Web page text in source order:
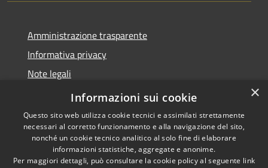
Amministrazione trasparente
Informativa privacy
Note legali
Dichiarazione di accessibilità
Copyright © 2026 • Comune di
×
Informazioni sui cookie
Questo sito web utilizza cookie tecnici e assimilati strettamente
necessari al corretto funzionamento e alla navigazione del sito,
nonché un cookie tecnico analitico al solo fine di elaborare
informazioni statistiche, aggregate e anonime.
Per maggiori dettagli, può consultare la cookie policy al seguente link